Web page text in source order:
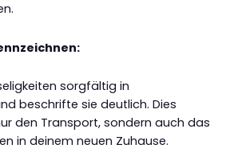
sorgfältig in
beschrifte sie deutlich. Dies
den Transport, sondern auch das
in deinem neuen Zuhause.